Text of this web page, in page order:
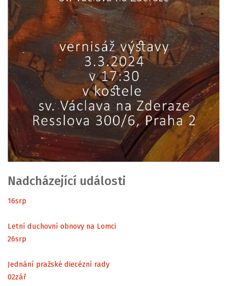
Nadcházející události
16srp
Letní duchovní obnovy na Lomci
26srp
Jednání pražské diecézní rady
02zář